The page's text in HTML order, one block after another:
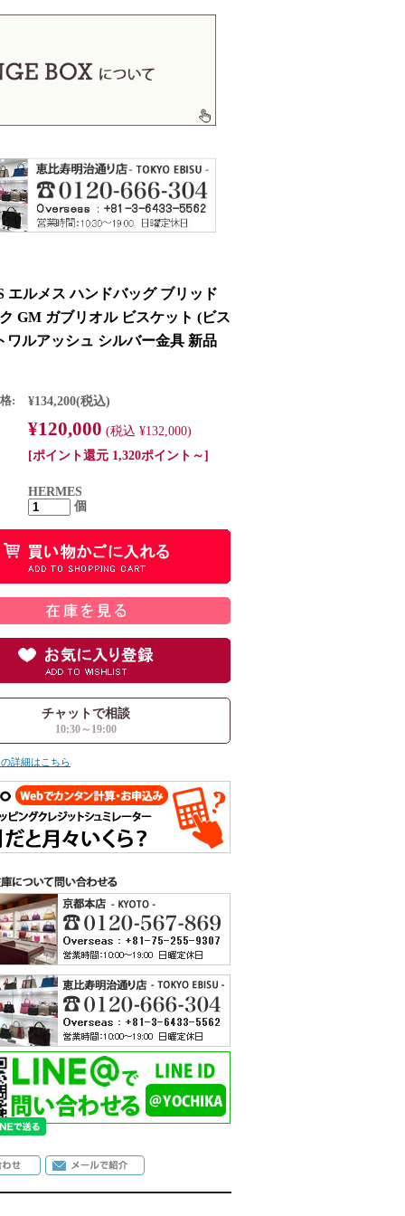
エルメス ハンドバッグ ブリッド
GM ガブリオル ビスケット (ビス
ワルアッシュ シルバー金具 新品
: ¥134,200(税込)
¥120,000 (税込 ¥132,000)
[ポイント還元 1,320ポイント～]
HERMES
個
チャットで相談
10:30～19:00
詳細はこちら